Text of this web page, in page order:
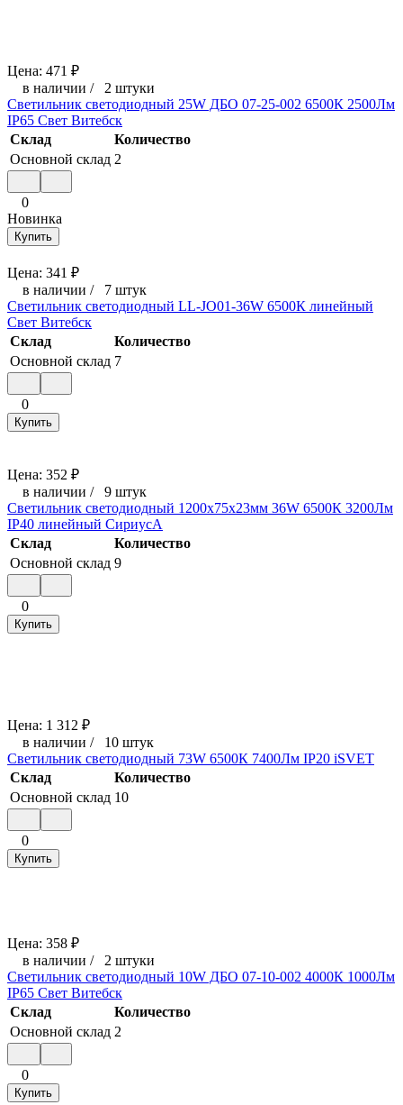
Цена: 471 ₽
в наличии / 2 штуки
Светильник светодиодный 25W ДБО 07-25-002 6500К 2500Лм
IP65 Свет Витебск
Склад
Количество
Основной склад 2
0
Новинка
Купить
Цена: 341 ₽
в наличии / 7 штук
Светильник светодиодный LL-JO01-36W 6500К линейный
Свет Витебск
Склад
Количество
Основной склад 7
0
Купить
Цена: 352 ₽
в наличии / 9 штук
Светильник светодиодный 1200х75х23мм 36W 6500К 3200Лм
IP40 линейный СириусА
Склад
Количество
Основной склад 9
0
Купить
Цена: 1 312 ₽
в наличии / 10 штук
Светильник светодиодный 73W 6500К 7400Лм IP20 iSVET
Склад
Количество
Основной склад 10
0
Купить
Цена: 358 ₽
в наличии / 2 штуки
Светильник светодиодный 10W ДБО 07-10-002 4000К 1000Лм
IP65 Свет Витебск
Склад
Количество
Основной склад 2
0
Купить